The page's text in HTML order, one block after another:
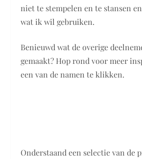
niet te stempelen en te stansen
wat ik wil gebruiken.
Benieuwd wat de overige
gemaakt? Hop rond voor meer
een van de namen te klikken.
Onderstaand een selectie van de